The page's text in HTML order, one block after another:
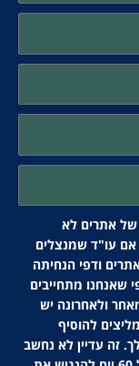
של אתרים לא
אם עו"ד שמנצלים
ודפי הנחיתה
שאנחנו מתחייבים
ולאחרונה יש
להוסיף
זה עדיין לא נחשב